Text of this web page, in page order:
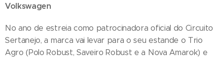
Volkswagen
No ano de estreia como patrocinadora oficial do Circuito
Sertanejo, a marca vai levar para o seu estande o Trio
Agro (Polo Robust, Saveiro Robust e a Nova Amarok) e